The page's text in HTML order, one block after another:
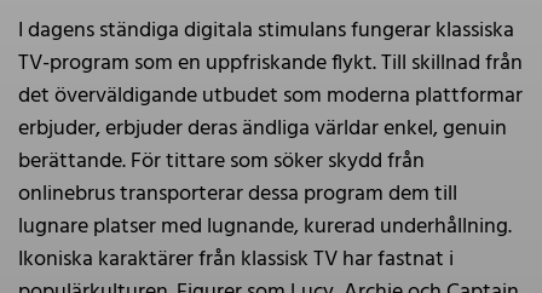
I dagens ständiga digitala stimulans fungerar klassiska
TV-program som en uppfriskande flykt. Till skillnad från
det överväldigande utbudet som moderna plattformar
erbjuder, erbjuder deras ändliga världar enkel, genuin
berättande. För tittare som söker skydd från
onlinebrus transporterar dessa program dem till
lugnare platser med lugnande, kurerad underhållning.
Ikoniska karaktärer från klassisk TV har fastnat i